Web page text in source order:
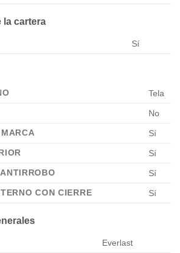
la cartera
Sí
Tela
No
Sí
Sí
Sí
CON CIERRE
Sí
Everlast